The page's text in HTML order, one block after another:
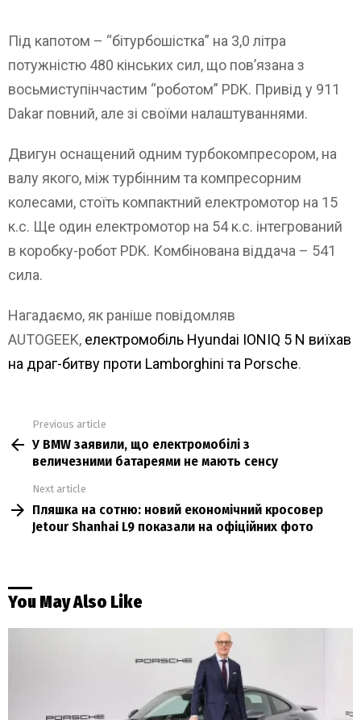
Під капотом – “бітурбошістка” на 3,0 літра
потужністю 480 кінських сил, що пов’язана з
восьмиступінчастим “роботом” PDK. Привід у 911
Dakar повний, але зі своїми налаштуваннями.
Двигун оснащений одним турбокомпресором, на
валу якого, між турбінним та компресорним
колесами, стоїть компактний електромотор на 15
к.с. Ще один електромотор на 54 к.с. інтегрований
в коробку-робот PDK. Комбінована віддача – 541
сила.
Нагадаємо, як раніше повідомляв
AUTOGEEK, електромобіль Hyundai IONIQ 5 N виїхав
на драг-битву проти Lamborghini та Porsche.
more
Previous article
У BMW заявили, що електромобілі з
величезними батареями не мають сенсу
Next article
Пляшка на сотню: новий економічний кросовер
Jetour Shanhai L9 показали на офіційних фото
You May Also Like